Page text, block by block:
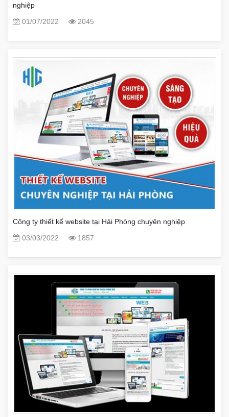
nghiệp
01/07/2022
2045
Công ty thiết kế website tại Hải Phòng chuyên nghiệp
03/03/2022
1857